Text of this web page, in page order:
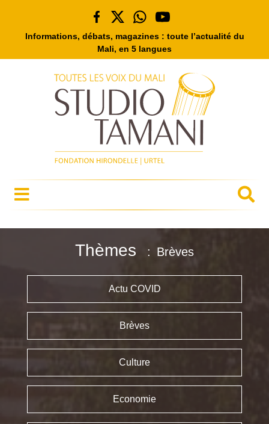
Informations, débats, magazines : toute l’actualité du
Mali, en 5 langues
Thèmes Brèves
Actu COVID
Brèves
Culture
Economie